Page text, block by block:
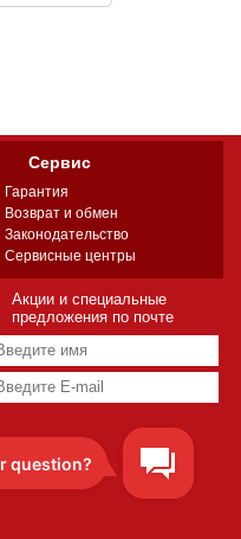
Сервис
Гарантия
Возврат и обмен
Законодательство
Сервисные центры
Акции и специальные
предложения по почте